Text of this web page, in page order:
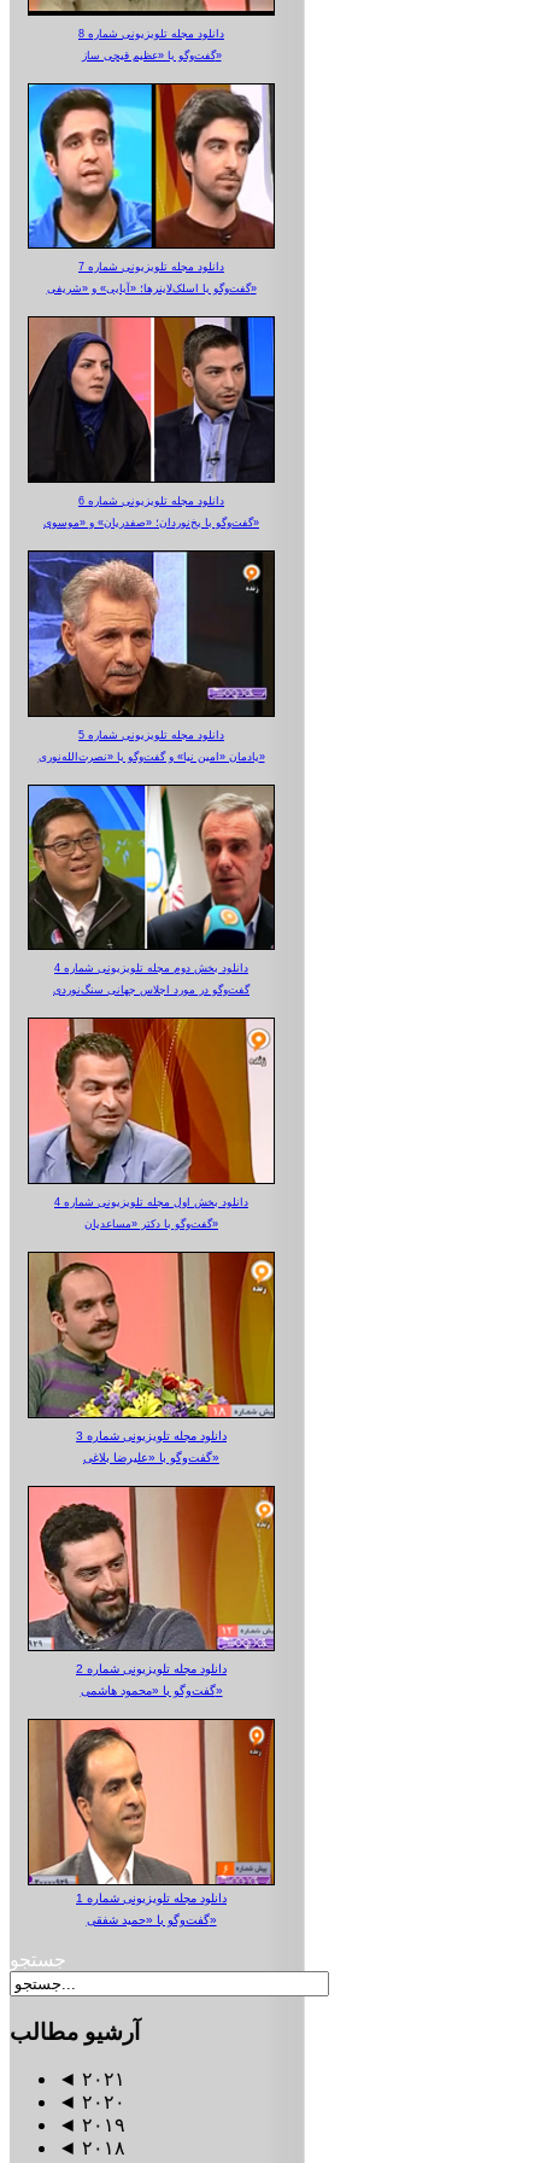
دانلود مجله تلویزیونی شماره 8
گفت‌وگو با «عظیم قیچی ساز»
دانلود مجله تلویزیونی شماره 7
گفت‌وگو با اسلک‌لاینرها؛ «آبایی» و «شریفی»
دانلود مجله تلویزیونی شماره 6
گفت‌وگو با یخ‌نوردان؛ «صفدریان» و «موسوی»
دانلود مجله تلویزیونی شماره 5
یادمان «امین نیا» و گفت‌وگو با «نصرت‌الله‌نوری»
دانلود بخش دوم مجله تلویزیونی شماره 4
گفت‌وگو در مورد اجلاس جهانی سنگ‌نوردی
دانلود بخش اول مجله تلویزیونی شماره 4
گفت‌وگو با دکتر «مساعدیان»
دانلود مجله تلویزیونی شماره 3
گفت‌وگو با «علیرضا بلاغی»
دانلود مجله تلویزیونی شماره 2
گفت‌وگو با «محمود هاشمی»
دانلود مجله تلویزیونی شماره 1
گفت‌وگو با «حمید شفقی»
جستجو
آرشیو مطالب
◄ ۲۰۲۱
◄ ۲۰۲۰
◄ ۲۰۱۹
◄ ۲۰۱۸